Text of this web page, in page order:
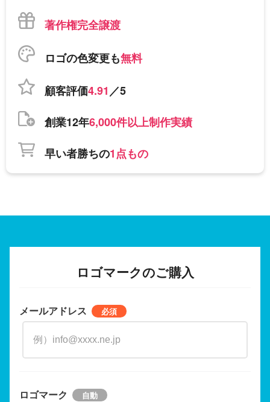
著作権完全譲渡
ロゴの色変更も無料
顧客評価4.91／5
創業12年6,000件以上制作実績
早い者勝ちの1点もの
ロゴマークのご購入
メールアドレス
ロゴマーク